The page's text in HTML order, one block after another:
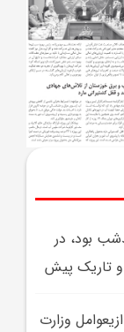
بود، در
و تاريک پيش
وزارت